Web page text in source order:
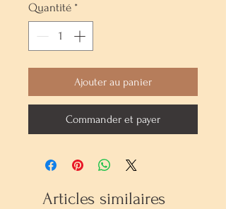
Quantité *
Ajouter au panier
Commander et payer
Articles similaires